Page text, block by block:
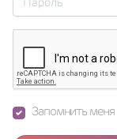
Запомнить меня